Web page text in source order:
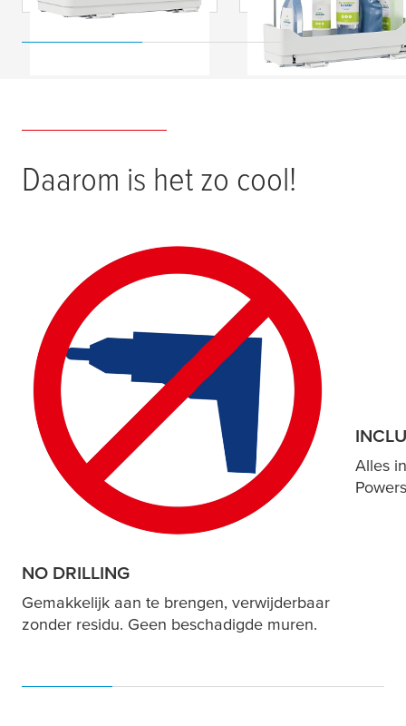
Daarom is het zo cool!
NO DRILLING
Gemakkelijk aan te brengen, verwijderbaar
zonder residu. Geen beschadigde muren.
Alles